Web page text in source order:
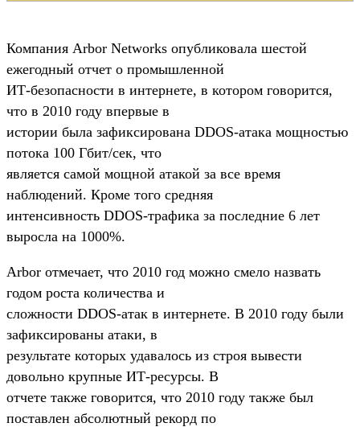
Компания Arbor Networks опубликовала шестой
ежегодный отчет о промышленной
ИТ-безопасности в интернете, в котором говорится,
что в 2010 году впервые в
истории была зафиксирована DDOS-атака мощностью
потока 100 Гбит/сек, что
является самой мощной атакой за все время
наблюдений. Кроме того средняя
интенсивность DDOS-трафика за последние 6 лет
выросла на 1000%.
Arbor отмечает, что 2010 год можно смело назвать
годом роста количества и
сложности DDOS-атак в интернете. В 2010 году были
зафиксированы атаки, в
результате которых удавалось из строя вывести
довольно крупные ИТ-ресурсы. В
отчете также говорится, что 2010 году также был
поставлен абсолютный рекорд по